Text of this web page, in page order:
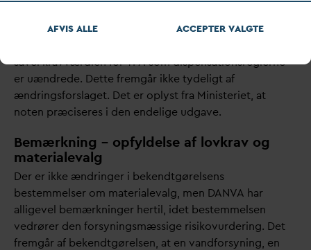
bilagene til bekendtgørelsen er uklar og nemt kan
såvel kravværdien for TFA som dispensationsreglerne
er uændrede. Dette fremgår ikke tydeligt af
ændringsforslaget. Det er oplyst fra Ministeriet, at
noten præciseres i den endelige udgave.
Bemærkning – opfyldelse af lovkrav og
materialevalg
Der er ikke ændringer i bekendtgørelsens
bestemmelser om materialevalg, men DANVA har
alligevel bemærkninger hertil, idet bestemmelsen
vedrører den forsyningsmæssige risikovurdering. Det
fremgår af bekendtgørelsen, at en vandforsyning, en
AFVIS ALLE ACCEPTERVALGTE